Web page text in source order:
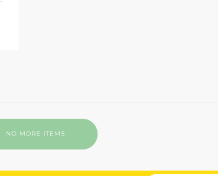
NO MORE ITEMS